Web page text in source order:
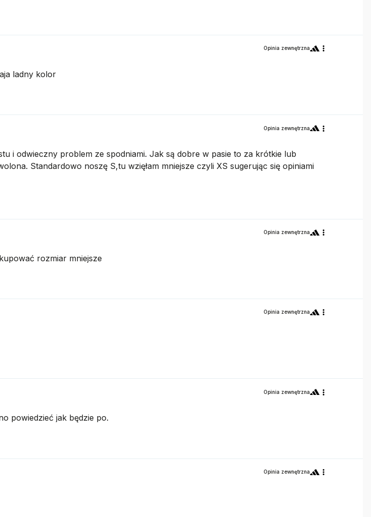
Opinia zewnętrzna
ladny kolor
Opinia zewnętrzna
i odwieczny problem ze spodniami. Jak są dobre w pasie to za krótkie lub
Standardowo noszę S,tu wzięłam mniejsze czyli XS sugerując się opiniami
Opinia zewnętrzna
rozmiar mniejsze
Opinia zewnętrzna
Opinia zewnętrzna
powiedzieć jak będzie po.
Opinia zewnętrzna